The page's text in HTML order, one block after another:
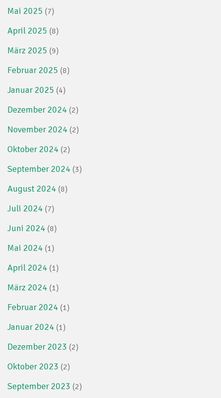
Mai 2025 (7)
April 2025 (8)
März 2025 (9)
Februar 2025 (8)
Januar 2025 (4)
Dezember 2024 (2)
November 2024 (2)
Oktober 2024 (2)
September 2024 (3)
August 2024 (8)
Juli 2024 (7)
Juni 2024 (8)
Mai 2024 (1)
April 2024 (1)
März 2024 (1)
Februar 2024 (1)
Januar 2024 (1)
Dezember 2023 (2)
Oktober 2023 (2)
September 2023 (2)